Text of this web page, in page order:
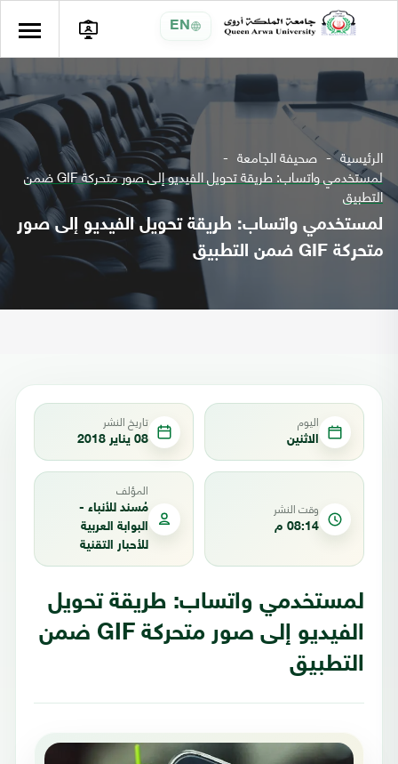
EN
الرئيسية صحيفة الجامعة
لمستخدمي واتساب: طريقة تحويل الفيديو إلى صور متحركة GIF ضمن
التطبيق
لمستخدمي واتساب: طريقة تحويل الفيديو إلى صور
متحركة GIF ضمن التطبيق
اليوم
الاثنين
تاريخ النشر
08 يناير 2018
وقت النشر
08:14 م
المؤلف
مُسند للأنباء -
البوابة العربية
للأحبار التقنية
لمستخدمي واتساب: طريقة تحويل
الفيديو إلى صور متحركة GIF ضمن
التطبيق